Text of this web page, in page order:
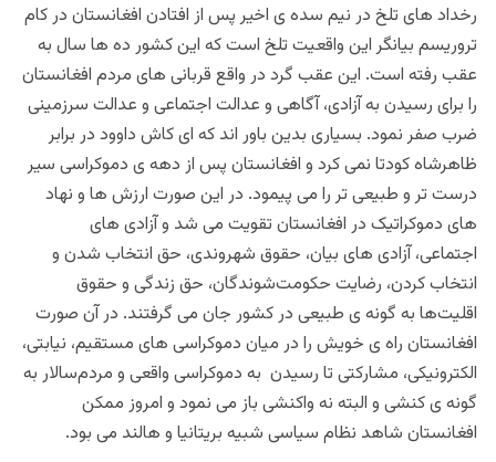
رخداد های تلخ در نیم سده ی اخیر پس از افتادن افغانستان در کام
تروریسم بیانگر این واقعیت تلخ است که این کشور ده ها سال به
عقب رفته است. این عقب گرد در واقع قربانی های مردم افغانستان
را برای رسیدن به آزادی، آگاهی و عدالت اجتماعی و عدالت سرزمینی
ضرب صفر نمود. بسیاری بدین باور اند که ای کاش داوود در برابر
ظاهرشاه کودتا نمی کرد و افغانستان پس از دهه ی دموکراسی سیر
درست تر و طبیعی تر را می پیمود. در این صورت ارزش ها و نهاد
های دموکراتیک در افغانستان تقویت می شد و آزادی های
اجتماعی، آزادی های بیان، حقوق شهروندی، حق انتخاب شدن و
انتخاب کردن، رضایت حکومت‌شوندگان، حق زندگی و حقوق
اقلیت‌ها به گونه ی طبیعی در کشور جان می گرفتند. در آن صورت
افغانستان راه ی خویش را در میان دموکراسی های مستقیم، نیابتی،
الکترونیکی، مشارکتی تا رسیدن به دموکراسی واقعی و مردم‌سالار به
گونه ی کنشی و البته نه واکنشی باز می نمود و امروز ممکن
افغانستان شاهد نظام سیاسی شبیه بریتانیا و هالند می بود.